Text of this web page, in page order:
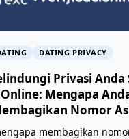
DATING PRIVACY
Privasi Anda
Mengapa
Nomor
membagikan